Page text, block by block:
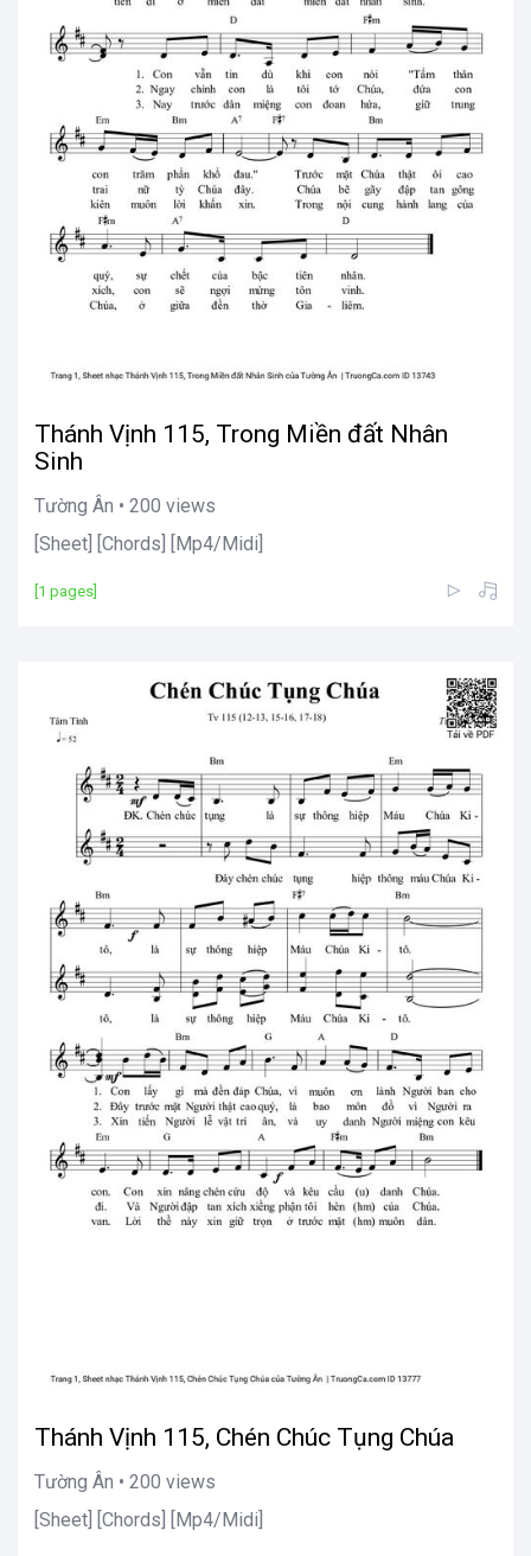
Thánh Vịnh 115, Trong Miền đất Nhân
Sinh
Tường Ân • 200 views
[Sheet] [Chords] [Mp4/Midi]
[1 pages]
Thánh Vịnh 115, Chén Chúc Tụng Chúa
Tường Ân • 200 views
[Sheet] [Chords] [Mp4/Midi]